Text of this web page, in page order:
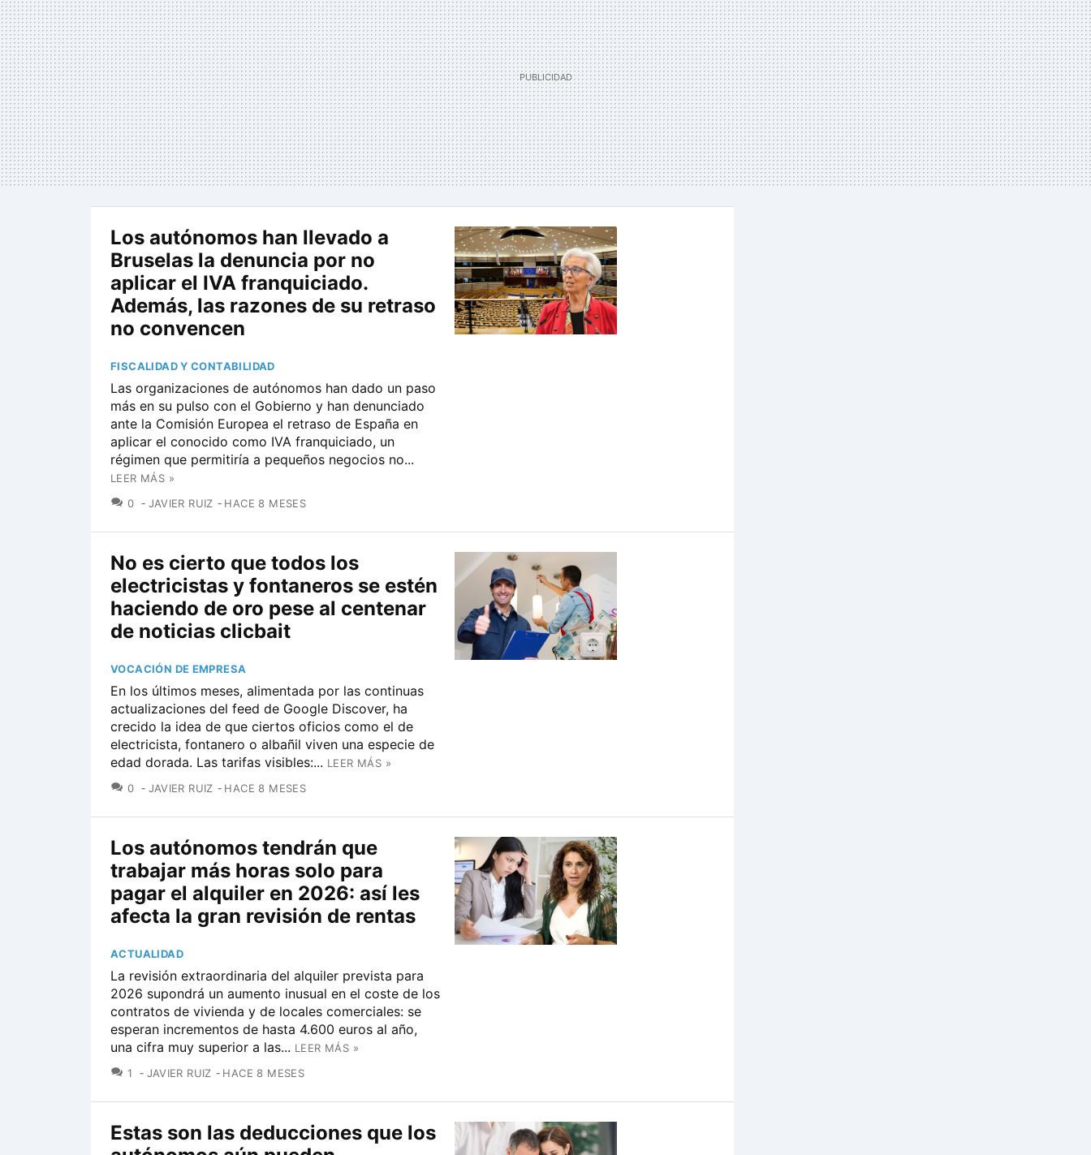
Los autónomos han llevado a
Bruselas la denuncia por no
aplicar el IVA franquiciado.
Además, las razones de su retraso
no convencen
FISCALIDAD Y CONTABILIDAD
Las organizaciones de autónomos han dado un paso
más en su pulso con el Gobierno y han denunciado
ante la Comisión Europea el retraso de España en
aplicar el conocido como IVA franquiciado, un
régimen que permitiría a pequeños negocios no...
LEER MÁS »
0 COMENTARIOS
JAVIER RUIZ HACE 8 MESES
No es cierto que todos los
electricistas y fontaneros se estén
haciendo de oro pese al centenar
de noticias clicbait
VOCACIÓN DE EMPRESA
En los últimos meses, alimentada por las continuas
actualizaciones del feed de Google Discover, ha
crecido la idea de que ciertos oficios como el de
electricista, fontanero o albañil viven una especie de
edad dorada. Las tarifas visibles:... LEER MÁS »
0 COMENTARIOS
JAVIER RUIZ HACE 8 MESES
Los autónomos tendrán que
trabajar más horas solo para
pagar el alquiler en 2026: así les
afecta la gran revisión de rentas
ACTUALIDAD
La revisión extraordinaria del alquiler prevista para
2026 supondrá un aumento inusual en el coste de los
contratos de vivienda y de locales comerciales: se
esperan incrementos de hasta 4.600 euros al año,
una cifra muy superior a las... LEER MÁS »
1
COMENTARIOS
JAVIER RUIZ HACE 8 MESES
Estas son las deducciones que los